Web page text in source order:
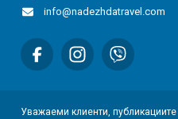
info@nadezhdatravel.com
Уважаеми клиенти,